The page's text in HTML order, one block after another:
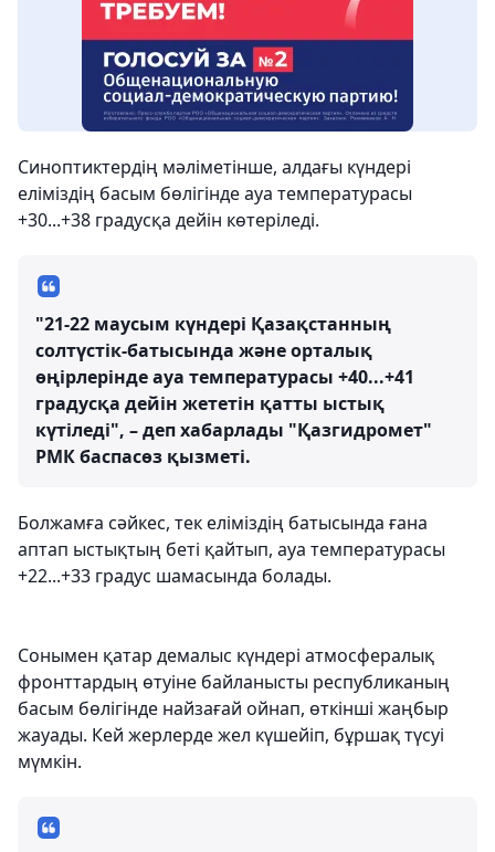
Синоптиктердің мәліметінше, алдағы күндері
еліміздің басым бөлігінде ауа температурасы
+30...+38 градусқа дейін көтеріледі.
"21-22 маусым күндері Қазақстанның
солтүстік-батысында және орталық
өңірлерінде ауа температурасы +40...+41
градусқа дейін жететін қатты ыстық
күтіледі", – деп хабарлады "Қазгидромет"
РМК баспасөз қызметі.
Болжамға сәйкес, тек еліміздің батысында ғана
аптап ыстықтың беті қайтып, ауа температурасы
+22...+33 градус шамасында болады.
Сонымен қатар демалыс күндері атмосфералық
фронттардың өтуіне байланысты республиканың
басым бөлігінде найзағай ойнап, өткінші жаңбыр
жауады. Кей жерлерде жел күшейіп, бұршақ түсуі
мүмкін.